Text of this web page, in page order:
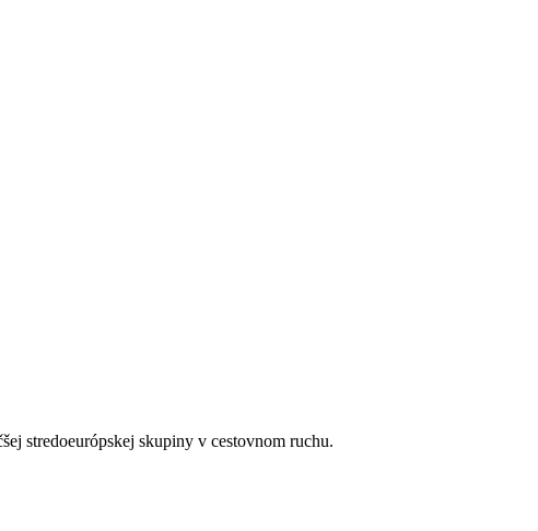
bufetu, počas dňa občerstvenia, neobmedzené množstvo
stredoeurópskej skupiny v cestovnom ruchu.